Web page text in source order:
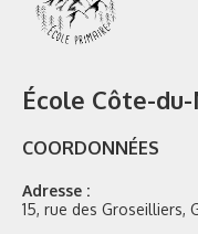
École Côte-
COORDONNÉES
Adresse :
15, rue des Groseilliers,